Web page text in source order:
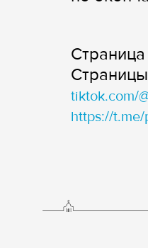
tiktok.com/
https://